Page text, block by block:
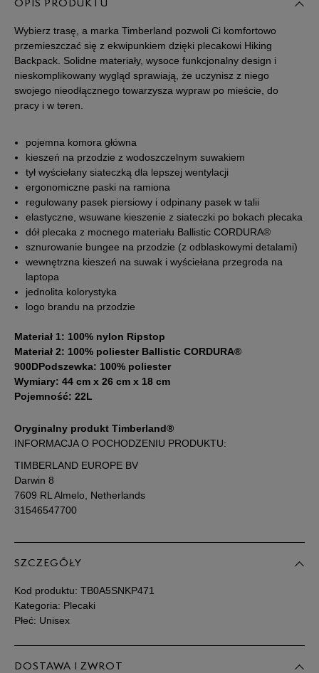
OPIS PRODUKTU
Wybierz trasę, a marka Timberland pozwoli Ci komfortowo
przemieszczać się z ekwipunkiem dzięki plecakowi Hiking
Backpack. Solidne materiały, wysoce funkcjonalny design i
nieskomplikowany wygląd sprawiają, że uczynisz z niego
swojego nieodłącznego towarzysza wypraw po mieście, do
pracy i w teren.
pojemna komora główna
kieszeń na przodzie z wodoszczelnym suwakiem
tył wyściełany siateczką dla lepszej wentylacji
ergonomiczne paski na ramiona
regulowany pasek piersiowy i odpinany pasek w talii
elastyczne, wsuwane kieszenie z siateczki po bokach plecaka
dół plecaka z mocnego materiału Ballistic CORDURA®
sznurowanie bungee na przodzie (z odblaskowymi detalami)
wewnętrzna kieszeń na suwak i wyściełana przegroda na
laptopa
jednolita kolorystyka
logo brandu na przodzie
Materiał 1: 100% nylon Ripstop
Materiał 2: 100% poliester Ballistic CORDURA®
900DPodszewka: 100% poliester
Wymiary: 44 cm x 26 cm x 18 cm
Pojemność: 22L
Oryginalny produkt Timberland®
INFORMACJA O POCHODZENIU PRODUKTU:
TIMBERLAND EUROPE BV
Darwin 8
7609 RL Almelo, Netherlands
31546547700
SZCZEGÓŁY
Kod produktu: TB0A5SNKP471
Kategoria: Plecaki
Płeć: Unisex
DOSTAWA I ZWROT